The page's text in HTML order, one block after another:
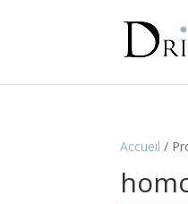
Accueil /